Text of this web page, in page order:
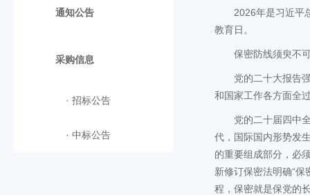
通知公告
采购信息
· 招标公告
· 中标公告
2026年是习近平
教育日。
保密防线须臾不
党的二十大报告
和国家工作各方面全
党的二十届四中
代，国际国内形势发
的重要组成部分，必
新修订保密法明确“
程，保密就是保党的